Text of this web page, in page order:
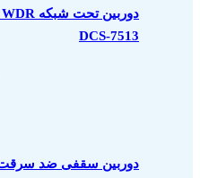
DCS-7513